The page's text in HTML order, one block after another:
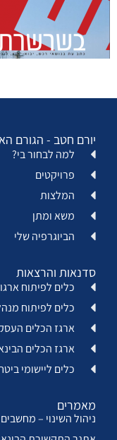
יורם חטב - הגורם
למה לבחור בי?
פרויקטים
המלצות
משא ומתן
הביוגרפיה שלי
סדנאות והרצאות
כלים לפיתוח
כלים לפיתוח
ארגז הכלים
ארגז הכלים
כלים ליישומי
מאמרים
ניהול השינוי –